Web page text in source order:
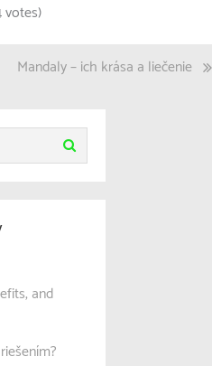
votes)
Mandaly – ich krása a liečenie
and